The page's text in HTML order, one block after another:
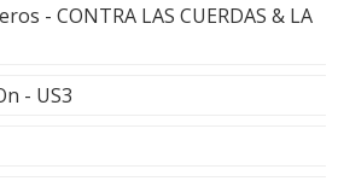
- CONTRA LAS CUERDAS & LA
- US3